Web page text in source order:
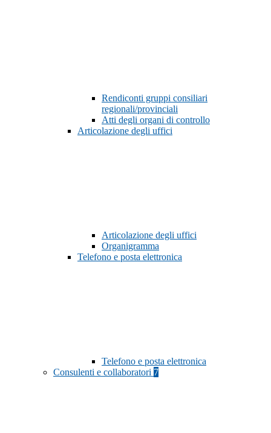
Rendiconti gruppi consiliari
regionali/provinciali
Atti degli organi di controllo
Articolazione degli uffici
Articolazione degli uffici
Organigramma
Telefono e posta elettronica
Telefono e posta elettronica
Consulenti e collaboratori 7